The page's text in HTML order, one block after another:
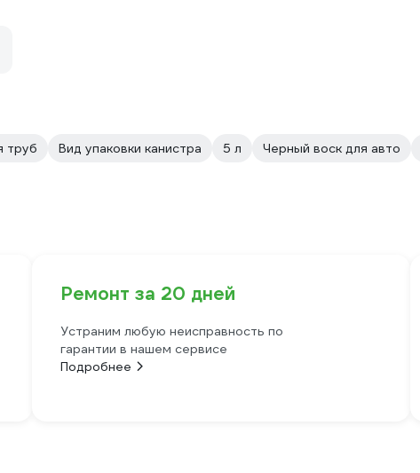
труб Вид упаковки канистра 5 л Чeрный воск для авто
Ремонт за 20 дней
Устраним любую неисправность по
гарантии в нашем сервисе
Подробнее